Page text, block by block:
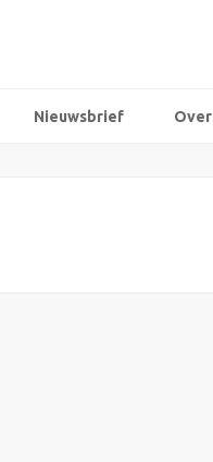
Nieuwsbrief Over